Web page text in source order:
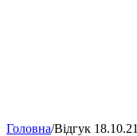
Головна/Відгук 18.10.21